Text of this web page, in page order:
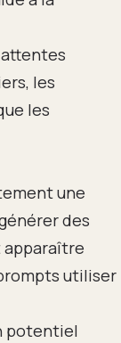
les
les
une
des
apparaître
utiliser
potentiel